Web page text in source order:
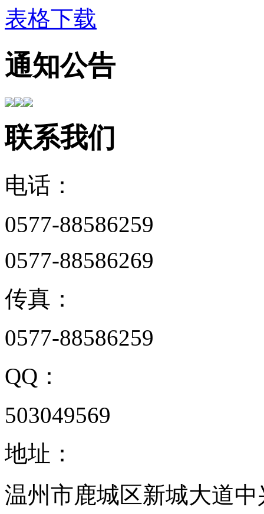
表格下载
通知公告
联系我们
电话：
0577-88586259
0577-88586269
传真：
0577-88586259
QQ：
503049569
地址：
温州市鹿城区新城大道中